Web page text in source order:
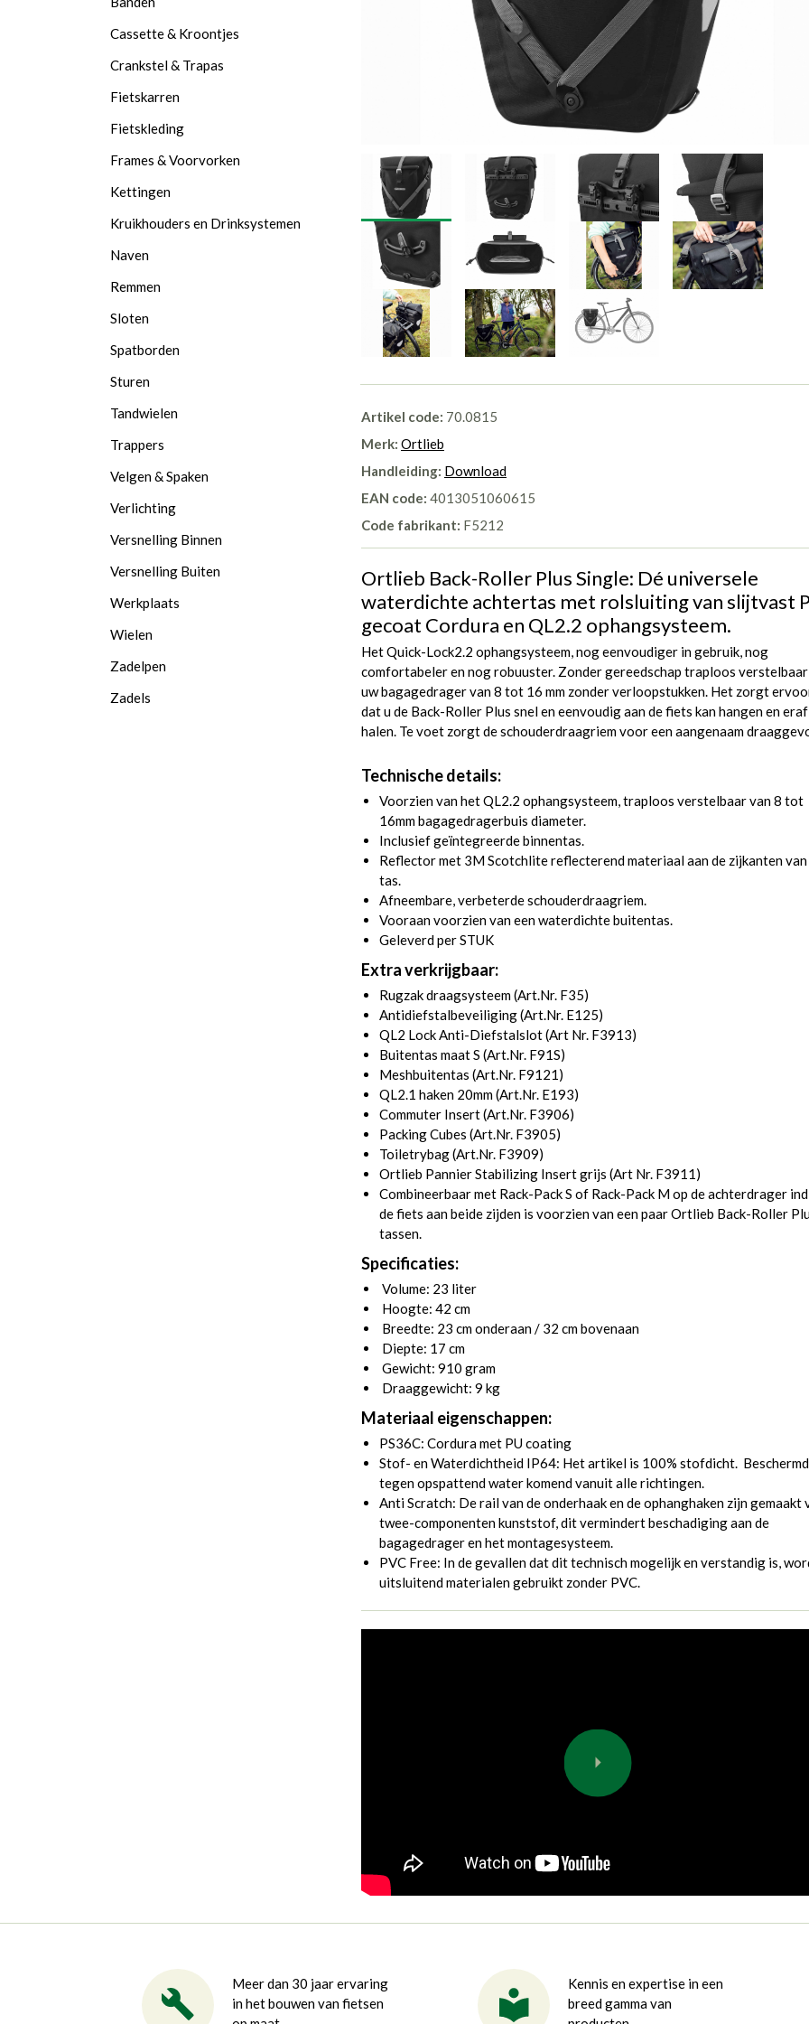
Artikel code: 70.0815
Merk: Ortlieb
Handleiding: Download
EAN code: 4013051060615
Code fabrikant: F5212
Ortlieb Back-Roller Plus Single: Dé universele
waterdichte achtertas met rolsluiting van slijtvast
gecoat Cordura en QL2.2 ophangsysteem.
Het Quick-Lock2.2 ophangsysteem, nog eenvoudiger in gebruik, nog
comfortabeler en nog robuuster. Zonder gereedschap traploos
uw bagagedrager van 8 tot 16 mm zonder verloopstukken. Het zorgt
dat u de Back-Roller Plus snel en eenvoudig aan de fiets kan hangen en eraf
halen. Te voet zorgt de schouderdraagriem voor een aangenaam
Technische details:
Voorzien van het QL2.2 ophangsysteem, traploos verstelbaar van 8 tot
16mm bagagedragerbuis diameter.
Inclusief geïntegreerde binnentas.
Reflector met 3M Scotchlite reflecterend materiaal aan de zijkanten van
tas.
Afneembare, verbeterde schouderdraagriem.
Vooraan voorzien van een waterdichte buitentas.
Geleverd per STUK
Extra verkrijgbaar:
Rugzak draagsysteem (Art.Nr. F35)
Antidiefstalbeveiliging (Art.Nr. E125)
QL2 Lock Anti-Diefstalslot (Art Nr. F3913)
Buitentas maat S (Art.Nr. F91S)
Meshbuitentas (Art.Nr. F9121)
QL2.1 haken 20mm (Art.Nr. E193)
Commuter Insert (Art.Nr. F3906)
Packing Cubes (Art.Nr. F3905)
Toiletrybag (Art.Nr. F3909)
Ortlieb Pannier Stabilizing Insert grijs (Art Nr. F3911)
Combineerbaar met Rack-Pack S of Rack-Pack M op de achterdrager
de fiets aan beide zijden is voorzien van een paar Ortlieb Back-Roller
tassen.
Specificaties:
Volume: 23 liter
Hoogte: 42 cm
Breedte: 23 cm onderaan / 32 cm bovenaan
Diepte: 17 cm
Gewicht: 910 gram
Draaggewicht: 9 kg
Materiaal eigenschappen:
PS36C: Cordura met PU coating
Stof- en Waterdichtheid IP64: Het artikel is 100% stofdicht. Beschermd
tegen opspattend water komend vanuit alle richtingen.
Anti Scratch: De rail van de onderhaak en de ophanghaken zijn gemaakt
twee-componenten kunststof, dit vermindert beschadiging aan de
bagagedrager en het montagesysteem.
PVC Free: In de gevallen dat dit technisch mogelijk en verstandig is,
uitsluitend materialen gebruikt zonder PVC.
Cassette & Kroontjes
Crankstel & Trapas
Fietskarren
Fietskleding
Frames & Voorvorken
Kettingen
Kruikhouders en Drinksystemen
Naven
Remmen
Sloten
Spatborden
Sturen
Tandwielen
Trappers
Velgen & Spaken
Verlichting
Versnelling Binnen
Versnelling Buiten
Werkplaats
Wielen
Zadelpen
Zadels
Meer dan 30 jaar ervaring
in het bouwen van fietsen
Kennis en expertise in een
breed gamma van